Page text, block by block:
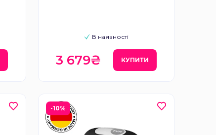
В наявності
3 679₴ КУПИТИ
-10%